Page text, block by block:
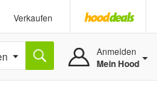
Verkaufen
Anmelden
Mein Hood